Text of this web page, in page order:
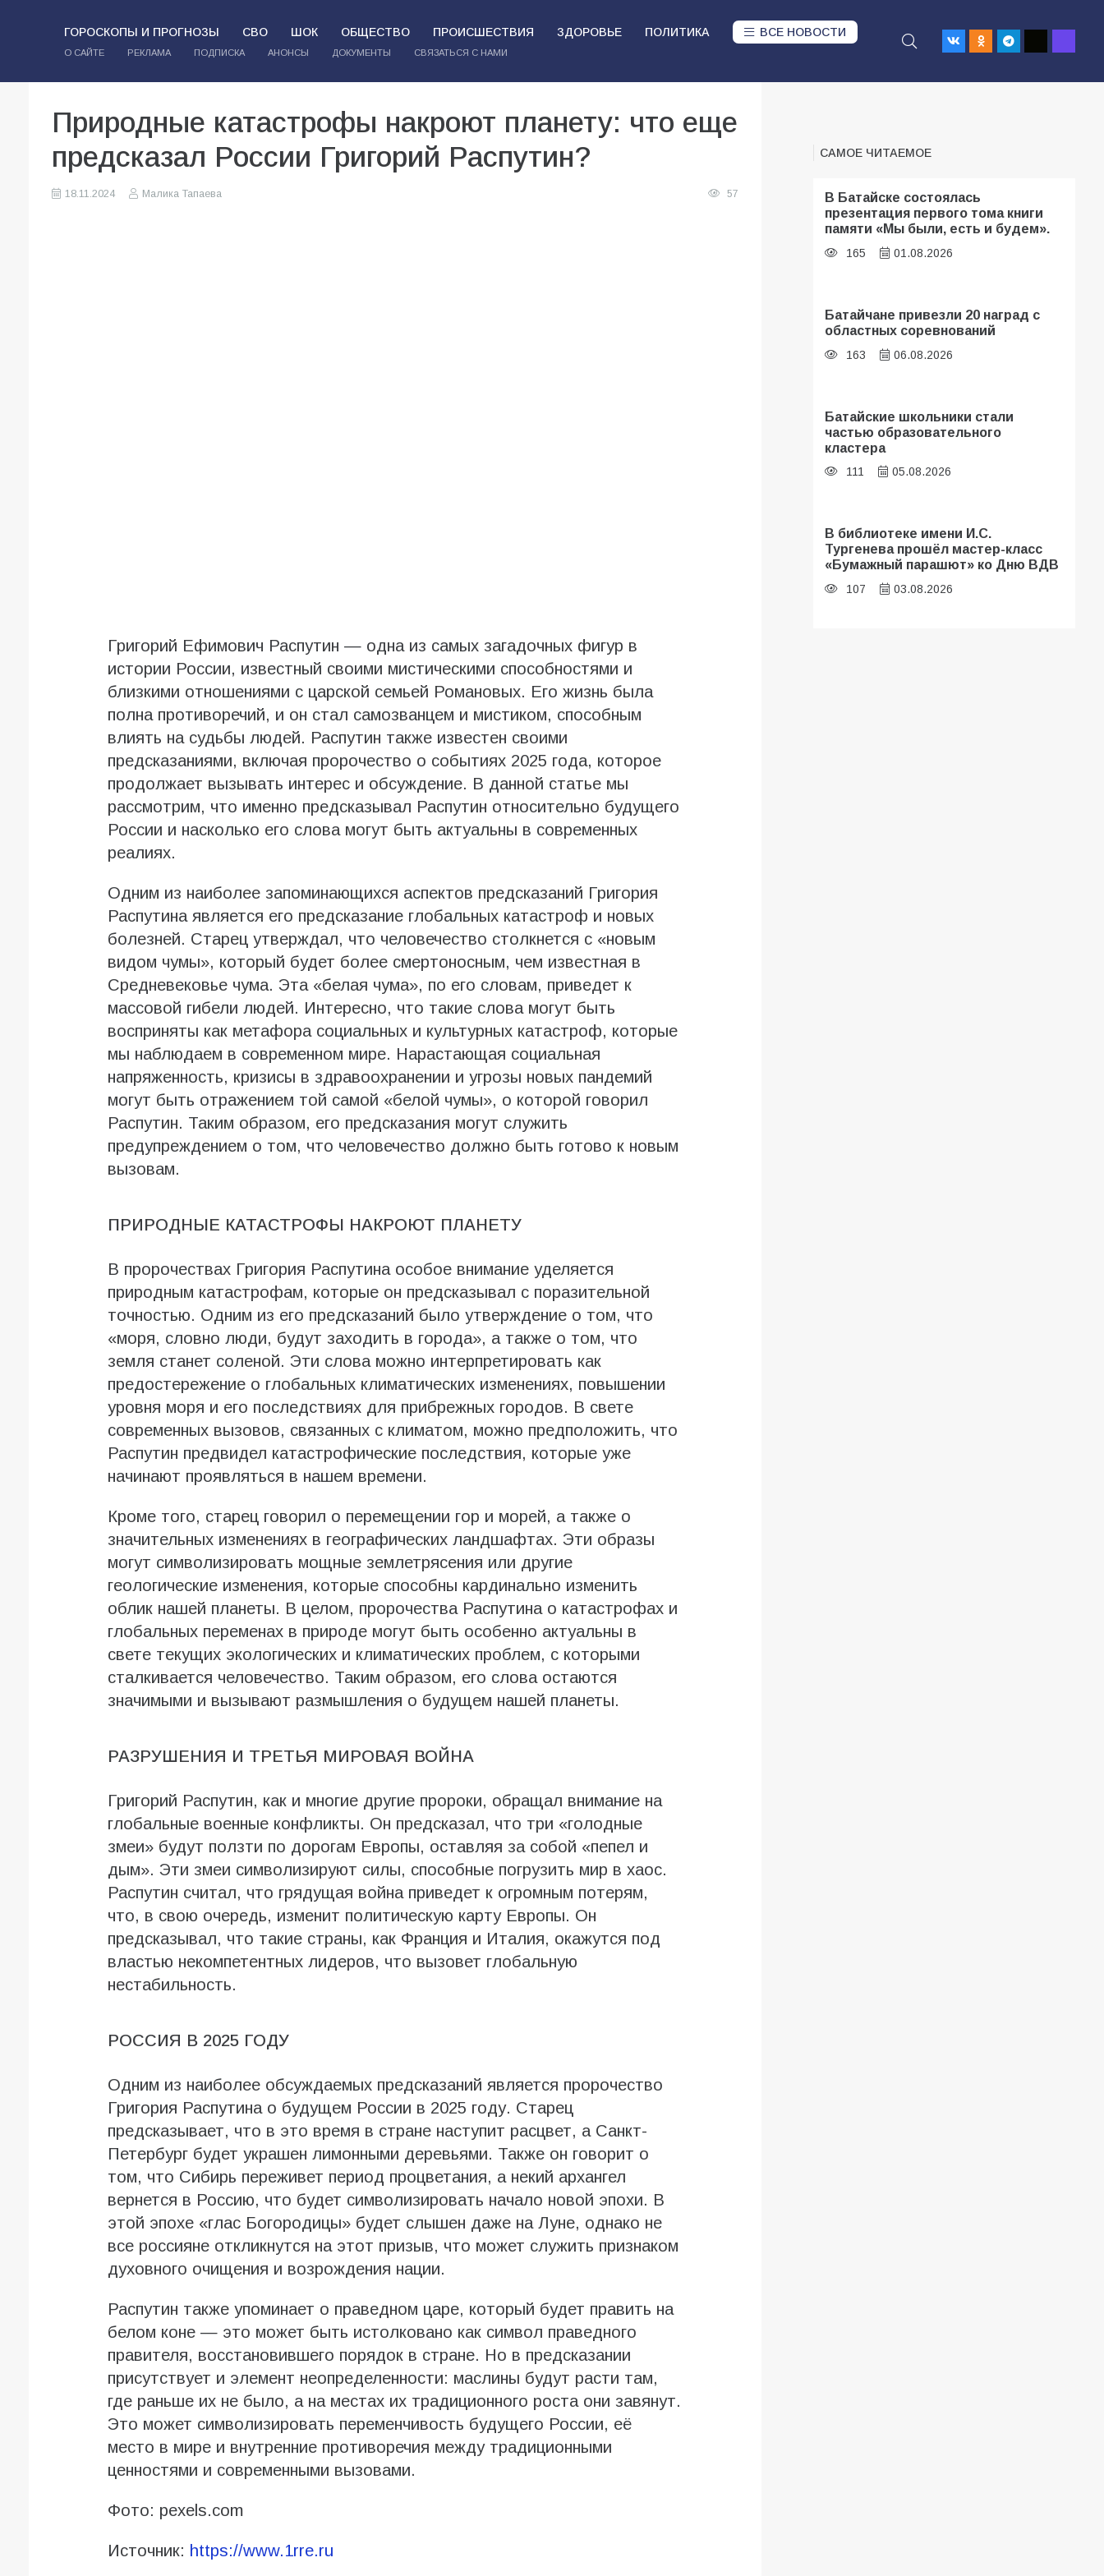
ГОРОСКОПЫ И ПРОГНОЗЫ СВО ШОК ОБЩЕСТВО ПРОИСШЕСТВИЯ ЗДОРОВЬЕ ПОЛИТИКА ВСЕ НОВОСТИ
О САЙТЕ РЕКЛАМА ПОДПИСКА АНОНСЫ ДОКУМЕНТЫ СВЯЗАТЬСЯ С НАМИ
Природные катастрофы накроют планету: что еще
предсказал России Григорий Распутин?
18.11.2024 Малика Тапаева 57
Григорий Ефимович Распутин — одна из самых загадочных фигур в
истории России, известный своими мистическими способностями и
близкими отношениями с царской семьей Романовых. Его жизнь была
полна противоречий, и он стал самозванцем и мистиком, способным
влиять на судьбы людей. Распутин также известен своими
предсказаниями, включая пророчество о событиях 2025 года, которое
продолжает вызывать интерес и обсуждение. В данной статье мы
рассмотрим, что именно предсказывал Распутин относительно будущего
России и насколько его слова могут быть актуальны в современных
реалиях.
Одним из наиболее запоминающихся аспектов предсказаний Григория
Распутина является его предсказание глобальных катастроф и новых
болезней. Старец утверждал, что человечество столкнется с «новым
видом чумы», который будет более смертоносным, чем известная в
Средневековье чума. Эта «белая чума», по его словам, приведет к
массовой гибели людей. Интересно, что такие слова могут быть
восприняты как метафора социальных и культурных катастроф, которые
мы наблюдаем в современном мире. Нарастающая социальная
напряженность, кризисы в здравоохранении и угрозы новых пандемий
могут быть отражением той самой «белой чумы», о которой говорил
Распутин. Таким образом, его предсказания могут служить
предупреждением о том, что человечество должно быть готово к новым
вызовам.
ПРИРОДНЫЕ КАТАСТРОФЫ НАКРОЮТ ПЛАНЕТУ
В пророчествах Григория Распутина особое внимание уделяется
природным катастрофам, которые он предсказывал с поразительной
точностью. Одним из его предсказаний было утверждение о том, что
«моря, словно люди, будут заходить в города», а также о том, что
земля станет соленой. Эти слова можно интерпретировать как
предостережение о глобальных климатических изменениях, повышении
уровня моря и его последствиях для прибрежных городов. В свете
современных вызовов, связанных с климатом, можно предположить, что
Распутин предвидел катастрофические последствия, которые уже
начинают проявляться в нашем времени.
Кроме того, старец говорил о перемещении гор и морей, а также о
значительных изменениях в географических ландшафтах. Эти образы
могут символизировать мощные землетрясения или другие
геологические изменения, которые способны кардинально изменить
облик нашей планеты. В целом, пророчества Распутина о катастрофах и
глобальных переменах в природе могут быть особенно актуальны в
свете текущих экологических и климатических проблем, с которыми
сталкивается человечество. Таким образом, его слова остаются
значимыми и вызывают размышления о будущем нашей планеты.
РАЗРУШЕНИЯ И ТРЕТЬЯ МИРОВАЯ ВОЙНА
Григорий Распутин, как и многие другие пророки, обращал внимание на
глобальные военные конфликты. Он предсказал, что три «голодные
змеи» будут ползти по дорогам Европы, оставляя за собой «пепел и
дым». Эти змеи символизируют силы, способные погрузить мир в хаос.
Распутин считал, что грядущая война приведет к огромным потерям,
что, в свою очередь, изменит политическую карту Европы. Он
предсказывал, что такие страны, как Франция и Италия, окажутся под
властью некомпетентных лидеров, что вызовет глобальную
нестабильность.
РОССИЯ В 2025 ГОДУ
Одним из наиболее обсуждаемых предсказаний является пророчество
Григория Распутина о будущем России в 2025 году. Старец
предсказывает, что в это время в стране наступит расцвет, а Санкт-
Петербург будет украшен лимонными деревьями. Также он говорит о
том, что Сибирь переживет период процветания, а некий архангел
вернется в Россию, что будет символизировать начало новой эпохи. В
этой эпохе «глас Богородицы» будет слышен даже на Луне, однако не
все россияне откликнутся на этот призыв, что может служить признаком
духовного очищения и возрождения нации.
Распутин также упоминает о праведном царе, который будет править на
белом коне — это может быть истолковано как символ праведного
правителя, восстановившего порядок в стране. Но в предсказании
присутствует и элемент неопределенности: маслины будут расти там,
где раньше их не было, а на местах их традиционного роста они завянут.
Это может символизировать переменчивость будущего России, её
место в мире и внутренние противоречия между традиционными
ценностями и современными вызовами.
Фото: pexels.com
Источник: https://www.1rre.ru
САМОЕ ЧИТАЕМОЕ
В Батайске состоялась
презентация первого тома книги
памяти «Мы были, есть и будем».
165 01.08.2026
Батайчане привезли 20 наград с
областных соревнований
163 06.08.2026
Батайские школьники стали
частью образовательного
кластера
111 05.08.2026
В библиотеке имени И.С.
Тургенева прошёл мастер-класс
«Бумажный парашют» ко Дню ВДВ
107 03.08.2026